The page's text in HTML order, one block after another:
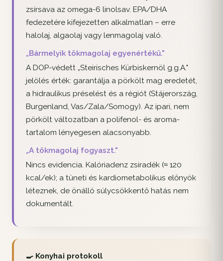
zsírsava az omega-6 linolsav. EPA/DHA
fedezetére kifejezetten alkalmatlan – erre
halolaj, algaolaj vagy lenmagolaj való.
„Bármelyik tökmagolaj egyenértékű."
A DOP-védett „Steirisches Kürbiskernöl g.g.A."
jelölés érték: garantálja a pörkölt mag eredetét,
a hidraulikus préselést és a régiót (Stájerország,
Burgenland, Vas/Zala/Somogy). Az ipari, nem
pörkölt változatban a polifenol- és aroma-
tartalom lényegesen alacsonyabb.
„A tökmagolaj fogyaszt."
Nincs evidencia. Kalóriadenz zsiradék (≈ 120
kcal/ek); a tüneti és kardiometabolikus előnyök
léteznek, de önálló súlycsökkentő hatás nem
dokumentált.
🍳 Konyhai protokoll